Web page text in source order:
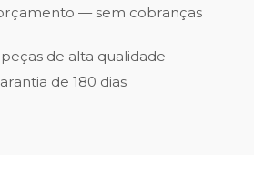
— sem cobranças
de alta qualidade
de 180 dias